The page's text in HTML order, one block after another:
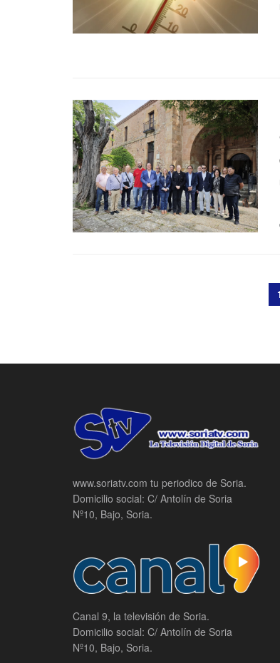
1
www.soriatv.com tu periodico de Soria.
Domicilio social: C/ Antolín de Soria
Nº10, Bajo, Soria.
Canal 9, la televisión de Soria.
Domicilio social: C/ Antolín de Soria
Nº10, Bajo, Soria.